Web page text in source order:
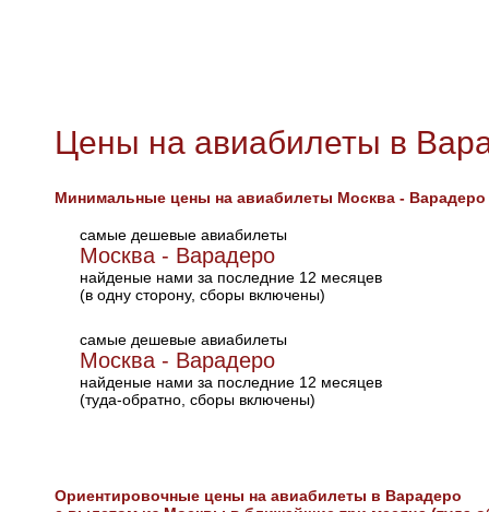
Цены на авиабилеты в
Минимальные цены на авиабилеты Москва - Варадеро
самые дешевые авиабилеты
Москва - Варадеро
найденые нами за последние 12 месяцев
(в одну сторону, сборы включены)
самые дешевые авиабилеты
Москва - Варадеро
найденые нами за последние 12 месяцев
(туда-обратно, сборы включены)
Ориентировочные цены на авиабилеты в Варадеро